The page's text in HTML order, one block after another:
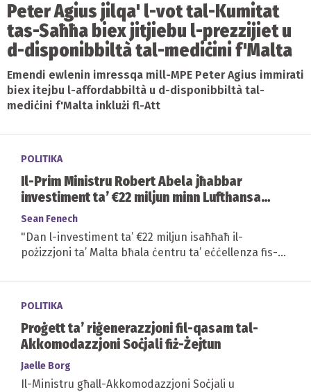
Peter Agius jilqa' l-vot tal-Kumitat
tas-Saħħa biex jitjiebu l-prezzijiet u
d-disponibbiltà tal-mediċini f'Malta
Emendi ewlenin imressqa mill-MPE Peter Agius immirati
biex itejbu l-affordabbiltà u d-disponibbiltà tal-
mediċini f'Malta inklużi fl-Att
POLITIKA
Il-Prim Ministru Robert Abela jħabbar
investiment ta’ €22 miljun minn Lufthansa
Technic Malta b’appoġġ mill-Gvern
Sean Fenech
"Dan l-investiment ta’ €22 miljun isaħħaħ il-
pożizzjoni ta’ Malta bħala ċentru ta’ eċċellenza fis-
POLITIKA
Proġett ta’ riġenerazzjoni fil-qasam tal-
Akkomodazzjoni Soċjali fiż-Żejtun
Jaelle Borg
Il-Ministru għall-Akkomodazzjoni Soċjali u